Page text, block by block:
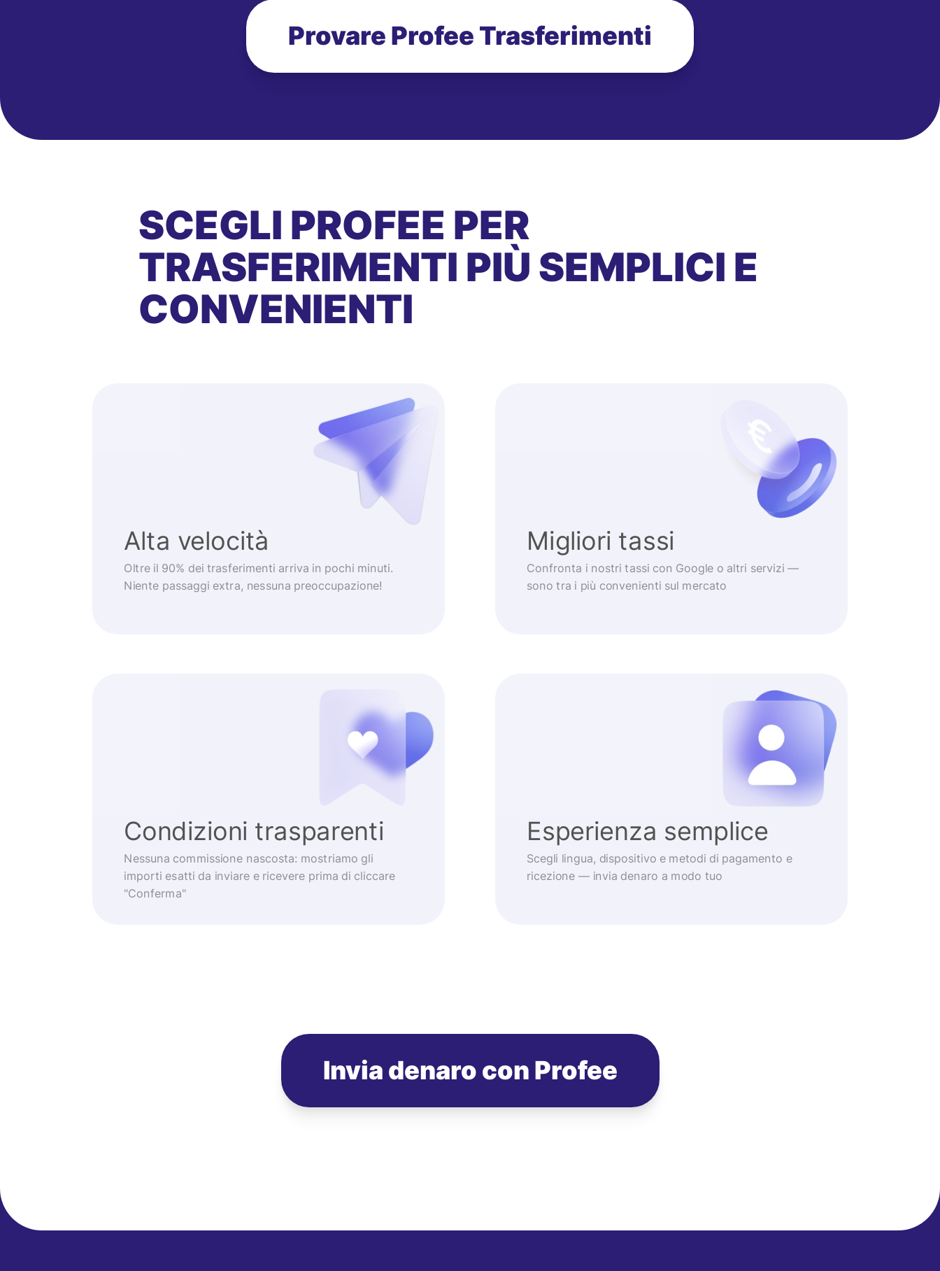
Provare Profee Trasferimenti
SCEGLI PROFEE PER
TRASFERIMENTI PIÙ SEMPLICI E
CONVENIENTI
Alta velocità
Oltre il 90% dei trasferimenti arriva in pochi minuti.
Niente passaggi extra, nessuna preoccupazione!
Migliori tassi
Confronta i nostri tassi con Google o altri servizi —
sono tra i più convenienti sul mercato
Condizioni trasparenti
Nessuna commissione nascosta: mostriamo gli
importi esatti da inviare e ricevere prima di cliccare
"Conferma"
Esperienza semplice
Scegli lingua, dispositivo e metodi di pagamento e
ricezione — invia denaro a modo tuo
Invia denaro con Profee